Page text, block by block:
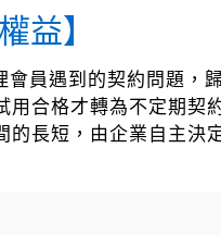
益】
員遇到的契約問題，
用合格才轉為不定期契
的長短，由企業自主決